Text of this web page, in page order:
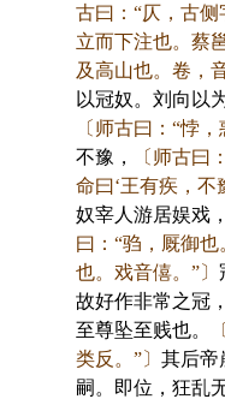
古曰：“仄，古
立而下注也。蔡
及高山也。卷，
以冠奴。刘向以
〔师古曰：“悖
不豫，
〔师古曰
命曰‘王有疾，不
奴宰人游居娱戏
曰：“驺，厩御
也。戏音僖。”〕
故好作非常之冠
至尊坠至贱也。
类反。”〕 其后帝
嗣。即位，狂乱